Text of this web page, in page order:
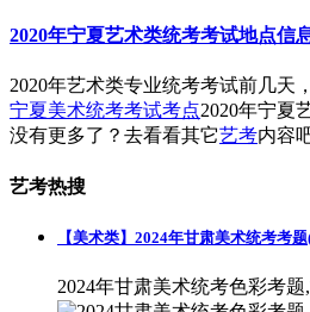
2020年宁夏艺术类统考考试地点信
2020年艺术类专业统考考试前几天
宁夏美术统考考试考点2020年宁夏
没有更多了？去看看其它艺考内容
艺考热搜
【美术类】2024年甘肃美术统考考
2024年甘肃美术统考色彩考